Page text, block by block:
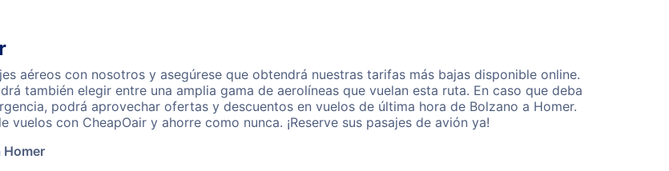
aéreos con nosotros y asegúrese que obtendrá nuestras tarifas más bajas disponible online.
también elegir entre una amplia gama de aerolíneas que vuelan esta ruta. En caso que deba
podrá aprovechar ofertas y descuentos en vuelos de última hora de Bolzano a Homer.
con CheapOair y ahorre como nunca. ¡Reserve sus pasajes de avión ya!
Homer